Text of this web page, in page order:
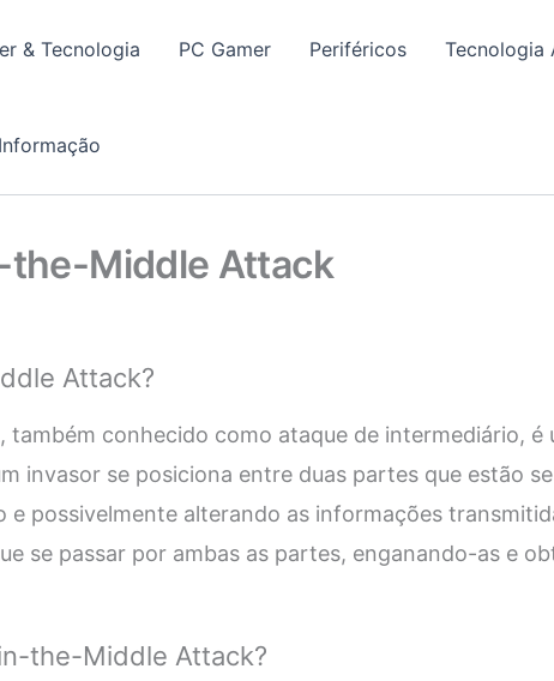
& Tecnologia PC Gamer Periféricos Tecnologia
the-Middle Attack
Attack?
conhecido como ataque de intermediário, é
invasor se posiciona entre duas partes que estão se
possivelmente alterando as informações
se passar por ambas as partes, enganando-as e
the-Middle Attack?